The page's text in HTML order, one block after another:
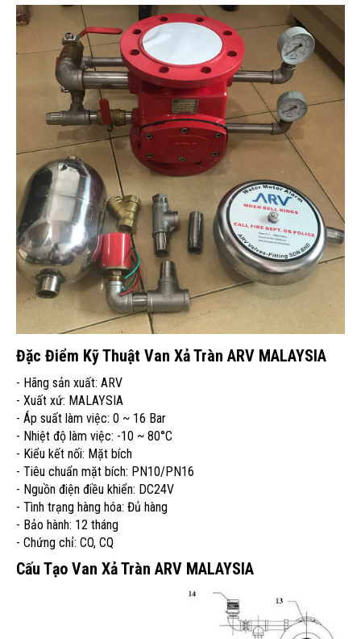
Đặc Điểm Kỹ Thuật Van Xả Tràn ARV MALAYSIA
- Hãng sản xuất: ARV
- Xuất xứ: MALAYSIA
- Áp suất làm việc: 0 ~ 16 Bar
- Nhiệt độ làm việc: -10 ~ 80°C
- Kiểu kết nối: Mặt bích
- Tiêu chuẩn mặt bích: PN10/PN16
- Nguồn điện điều khiển: DC24V
- Tình trạng hàng hóa: Đủ hàng
- Bảo hành: 12 tháng
- Chứng chỉ: CO, CQ
Cấu Tạo Van Xả Tràn ARV MALAYSIA